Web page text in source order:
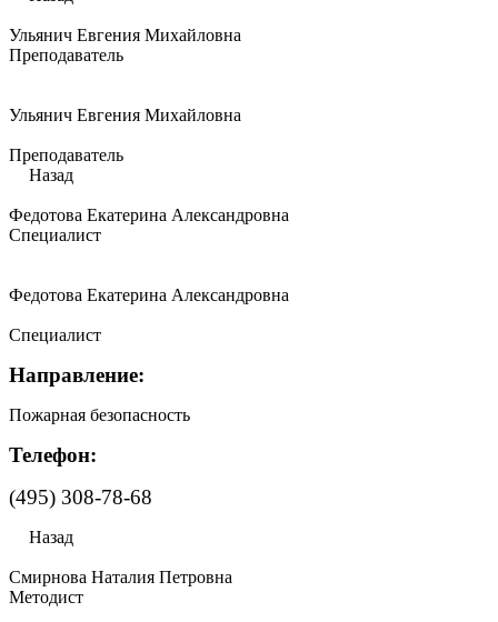
Ульянич Евгения Михайловна
Преподаватель
Ульянич Евгения Михайловна
Преподаватель
Назад
Федотова Екатерина Александровна
Специалист
Федотова Екатерина Александровна
Специалист
Направление:
Пожарная безопасность
Телефон:
(495) 308-78-68
Назад
Смирнова Наталия Петровна
Методист